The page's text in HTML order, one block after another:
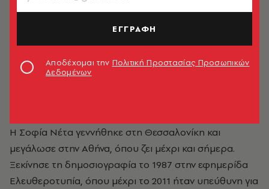
Η Σοφία Νέτα γεννήθηκε στη Θεσσαλονίκη και
μεγάλωσε στην Αθήνα, όπου ζει μέχρι και σήμερα.
Ξεκίνησε τη δημοσιογραφία το 1987 στην εφημερίδα
Ελευθεροτυπία, όπου μέχρι το 2011 ήταν υπεύθυνη για
ΕΓΓΡΑΦΗ
Αποδέχομαι την Πολιτική Προστασίας Προσωπικών
Δεδομένων